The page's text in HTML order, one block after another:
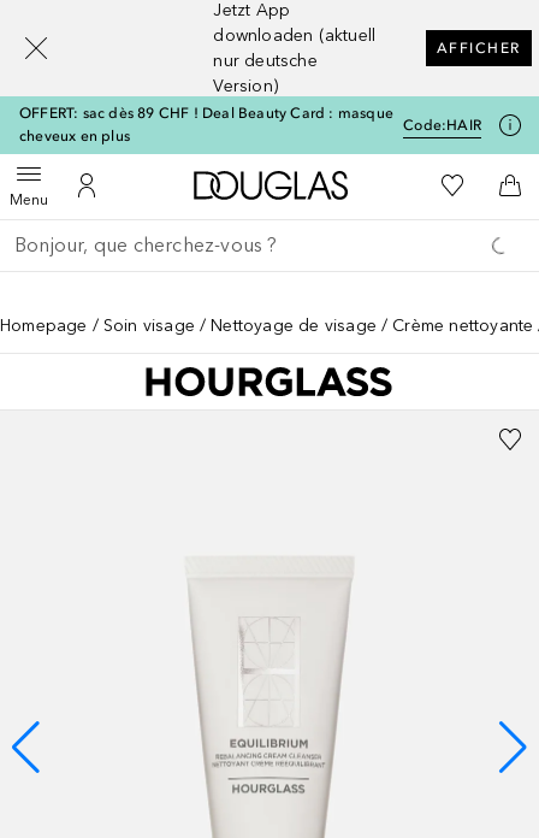
Jetzt App
downloaden (aktuell
nur deutsche
Version)
AFFICHER
OFFERT: sac dès 89 CHF ! Deal Beauty Card : masque
cheveux en plus
Code:HAIR
MenuOuvrir le menuVers Mon Compte
Vers l'accueil Douglas
Vers Ma
Retourner
Exécuter la recherche
Homepage Soin visage Nettoyage de visage Crème nettoyante
[navigation.slideout.screenreader]